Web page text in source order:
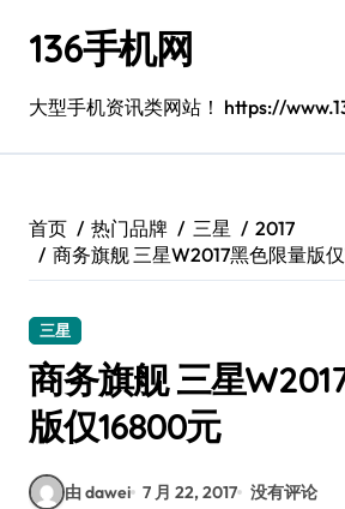
136手机网
大型手机资讯类网站！ https://
首页 热门品牌 三星
2017
商务旗舰 三星W2017黑色限量版
三星
商务旗舰 三星
版仅16800元
由 dawei 7 月 22, 2017 没有评论